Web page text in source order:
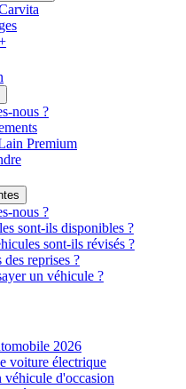
nous ?
Premium
nous ?
sont-ils disponibles ?
sont-ils révisés ?
des reprises ?
un véhicule ?
2026
voiture électrique
véhicule d'occasion